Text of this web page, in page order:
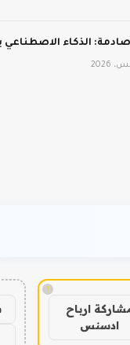
الذكاء
!
ارباح
ادسنس